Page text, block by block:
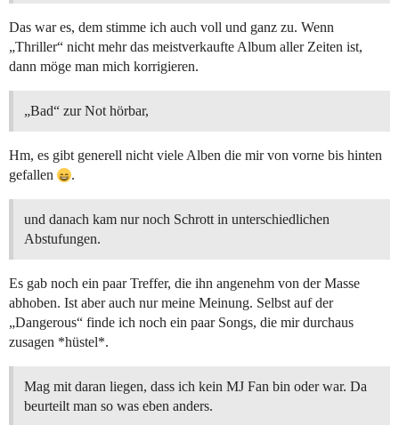
Das war es, dem stimme ich auch voll und ganz zu. Wenn
„Thriller“ nicht mehr das meistverkaufte Album aller Zeiten ist,
dann möge man mich korrigieren.
„Bad“ zur Not hörbar,
Hm, es gibt generell nicht viele Alben die mir von vorne bis hinten
gefallen
.
und danach kam nur noch Schrott in unterschiedlichen
Abstufungen.
Es gab noch ein paar Treffer, die ihn angenehm von der Masse
abhoben. Ist aber auch nur meine Meinung. Selbst auf der
„Dangerous“ finde ich noch ein paar Songs, die mir durchaus
zusagen *hüstel*.
Mag mit daran liegen, dass ich kein MJ Fan bin oder war. Da
beurteilt man so was eben anders.